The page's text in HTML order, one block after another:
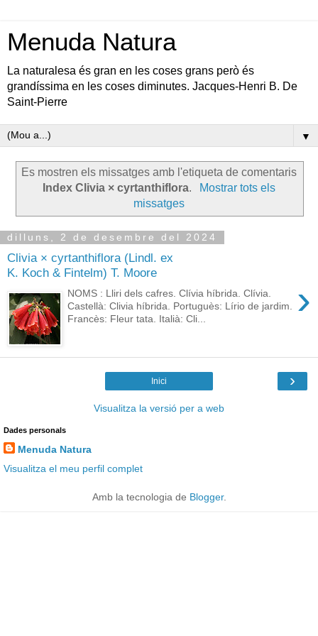
Menuda Natura
La naturalesa és gran en les coses grans però és
grandíssima en les coses diminutes. Jacques-Henri B. De
Saint-Pierre
▼
Es mostren els missatges amb l'etiqueta de comentaris
Index Clivia × cyrtanthiflora.
Mostrar tots els
missatges
dilluns, 2 de desembre del 2024
Clivia × cyrtanthiflora (Lindl. ex
K. Koch & Fintelm) T. Moore
›
NOMS : Lliri dels cafres. Clívia híbrida. Clívia.
Castellà: Clivia híbrida. Portuguès: Lírio de jardim.
Francès: Fleur tata. Italià: Cli...
›
Inici
Visualitza la versió per a web
Dades personals
Menuda Natura
Visualitza el meu perfil complet
Amb la tecnologia de Blogger.